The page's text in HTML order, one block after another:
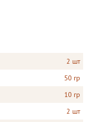
2 шт
50 гр
10 гр
2 шт